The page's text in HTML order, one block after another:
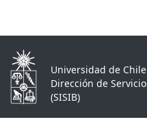
Universidad de Chile
Dirección de
(SISIB)